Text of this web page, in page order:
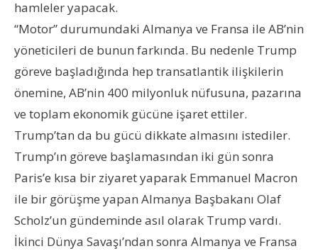
hamleler yapacak.
“Motor” durumundaki Almanya ve Fransa ile AB’nin
yöneticileri de bunun farkında. Bu nedenle Trump
göreve başladığında hep transatlantik ilişkilerin
önemine, AB’nin 400 milyonluk nüfusuna, pazarına
ve toplam ekonomik gücüne işaret ettiler.
Trump’tan da bu gücü dikkate almasını istediler.
Trump’ın göreve başlamasından iki gün sonra
Paris’e kısa bir ziyaret yaparak Emmanuel Macron
ile bir görüşme yapan Almanya Başbakanı Olaf
Scholz’un gündeminde asıl olarak Trump vardı.
İkinci Dünya Savaşı’ndan sonra Almanya ve Fransa